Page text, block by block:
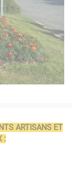
ARTISANS ET
: